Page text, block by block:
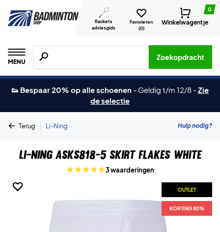
Rackets
adviesgids
Favorieten
(0)
0
Winkelwagentje
MENU
Zoeken naar producten, merken etc.
Zoekopdracht
👟 Bespaar 20% op alle schoenen - Geldig t/m 12/8 -Zie
de selectie
Terug | Li-Ning Hulp nodig?
Li-Ning ASKS818-5 Skirt Flakes White
3 waarderingen
OUTLET
KORTING 80%
OUTLET
KORTING 80%
OUTLET
KORTING 80%
OUTLET
KORTING 80%
OUTLET
KORTING 80%